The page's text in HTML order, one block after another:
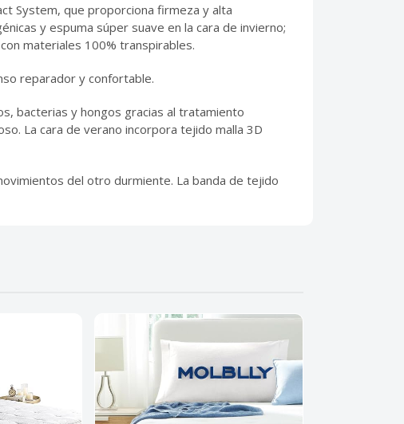
System, que proporciona firmeza y alta
y espuma súper suave en la cara de invierno;
materiales 100% transpirables.
reparador y confortable.
bacterias y hongos gracias al tratamiento
La cara de verano incorpora tejido malla 3D
del otro durmiente. La banda de tejido